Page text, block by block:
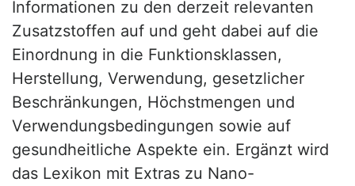
Informationen zu den derzeit relevanten
Zusatzstoffen auf und geht dabei auf die
Einordnung in die Funktionsklassen,
Herstellung, Verwendung, gesetzlicher
Beschränkungen, Höchstmengen und
Verwendungsbedingungen sowie auf
gesundheitliche Aspekte ein. Ergänzt wird
das Lexikon mit Extras zu Nano-